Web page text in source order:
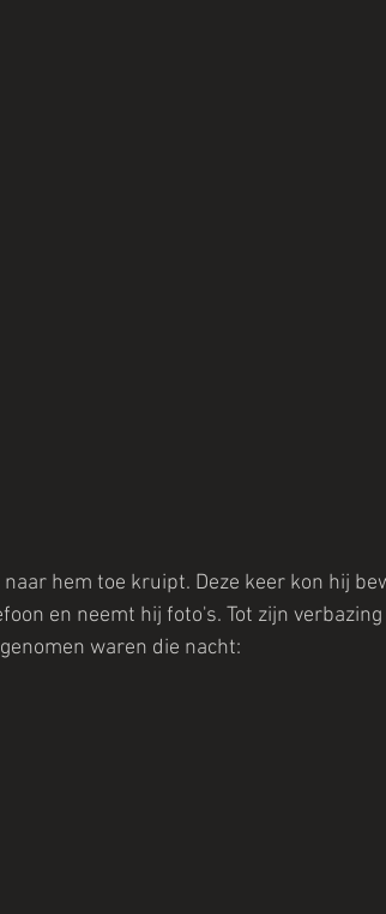
hem toe kruipt. Deze keer kon hij
en neemt hij foto's. Tot zijn
waren die nacht: